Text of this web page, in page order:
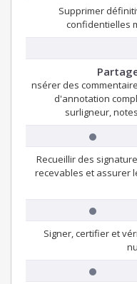
Supprimer
confidentielles
nsérer des
d'annotation
surligneur,
Recueillir des
recevables et assurer
Signer, certifier et